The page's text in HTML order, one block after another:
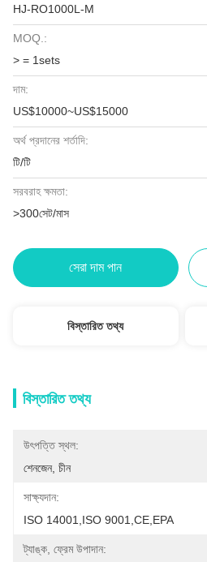
HJ-RO1000L-M
MOQ.:
> = 1sets
দাম:
US$10000~US$15000
অর্থ প্রদানের শর্তাদি:
টি/টি
সরবরাহ ক্ষমতা:
>300সেট/মাস
সেরা দাম পান
বিস্তারিত তথ্য
বিস্তারিত তথ্য
উৎপত্তি স্থল:
শেনজেন, চীন
সাক্ষ্যদান:
ISO 14001,ISO 9001,CE,EPA
ট্যাঙ্ক, ফ্রেম উপাদান: